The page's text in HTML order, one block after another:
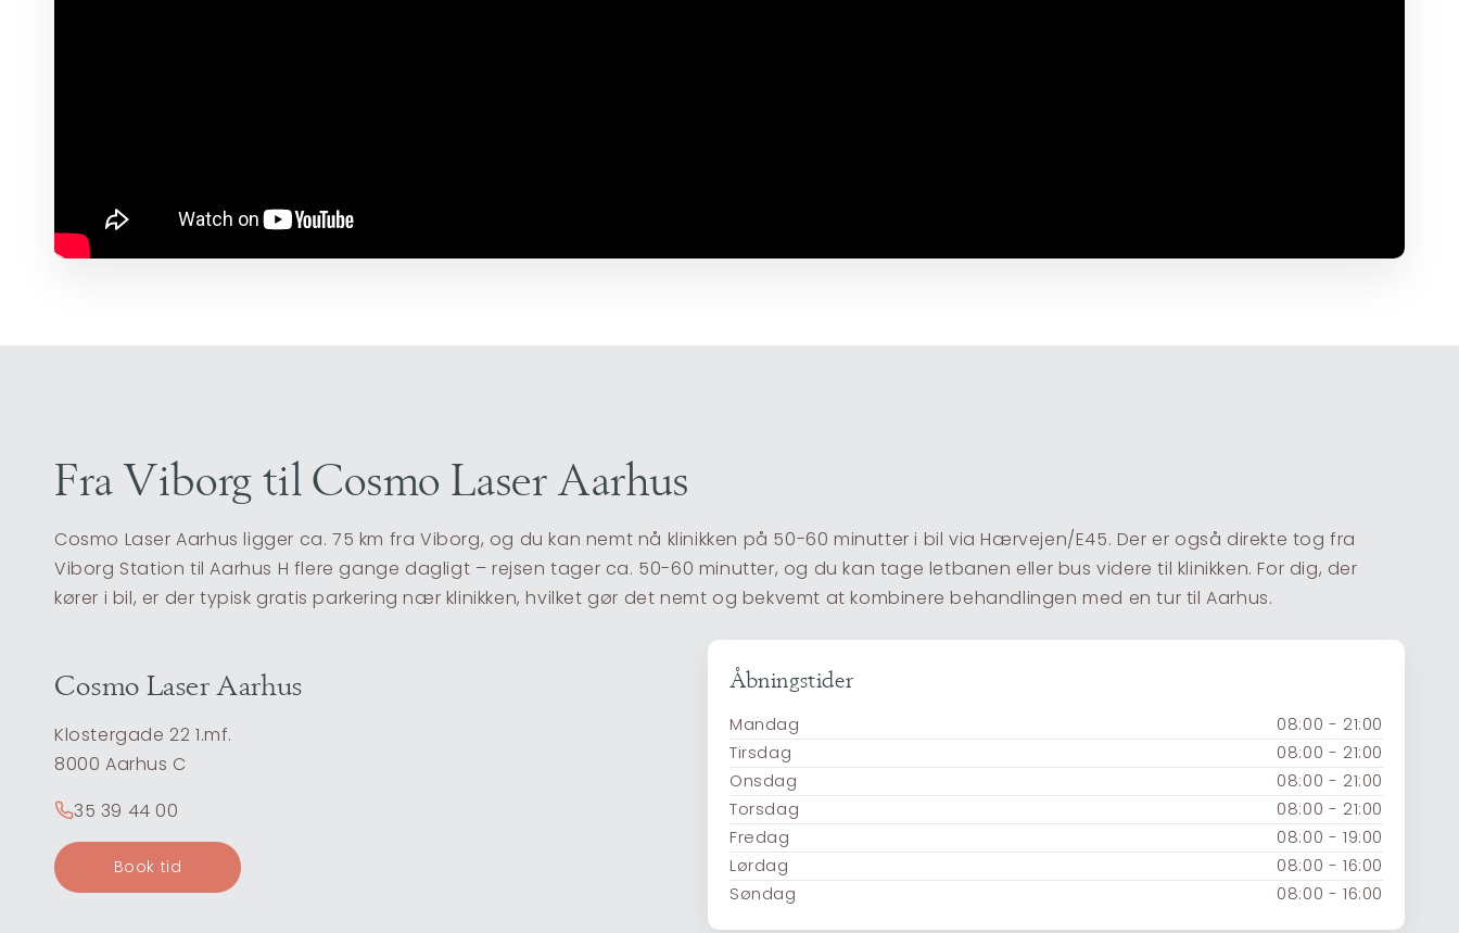
Fra Viborg til Cosmo Laser Aarhus
Cosmo Laser Aarhus ligger ca. 75 km fra Viborg, og du kan nemt nå klinikken på 50-60 minutter i bil via Hærvejen/E45. Der er også direkte tog fra
Viborg Station til Aarhus H flere gange dagligt – rejsen tager ca. 50-60 minutter, og du kan tage letbanen eller bus videre til klinikken. For dig, der
kører i bil, er der typisk gratis parkering nær klinikken, hvilket gør det nemt og bekvemt at kombinere behandlingen med en tur til Aarhus.
Cosmo Laser Aarhus
Klostergade 22 1.mf.
8000 Aarhus C
35 39 44 00
Book tid
Åbningstider
Mandag
08:00 - 21:00
Tirsdag
08:00 - 21:00
Onsdag
08:00 - 21:00
Torsdag
08:00 - 21:00
Fredag
08:00 - 19:00
Lørdag
08:00 - 16:00
Søndag
08:00 - 16:00